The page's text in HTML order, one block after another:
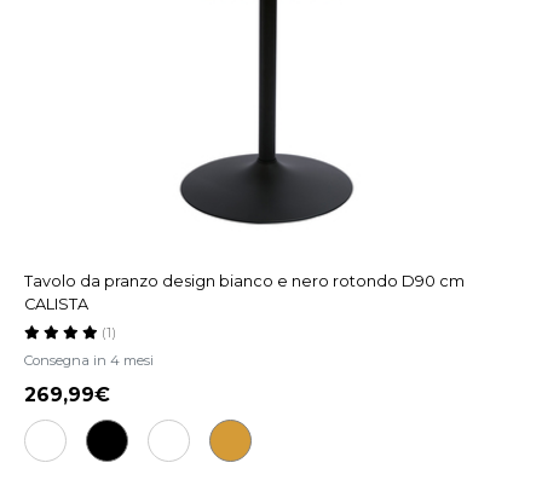
Tavolo da pranzo design bianco e nero rotondo D90 cm
CALISTA
Consegna in 4 mesi
(1)
269,99€